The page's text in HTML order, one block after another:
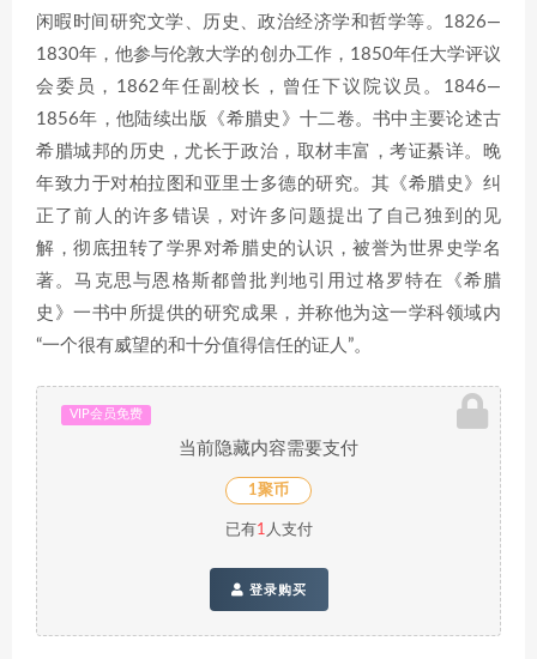
闲暇时间研究文学、历史、政治经济学和哲学等。1826—
1830年，他参与伦敦大学的创办工作，1850年任大学评议
会委员，1862年任副校长，曾任下议院议员。1846—
1856年，他陆续出版《希腊史》十二卷。书中主要论述古
希腊城邦的历史，尤长于政治，取材丰富，考证綦详。晚
年致力于对柏拉图和亚里士多德的研究。其《希腊史》纠
正了前人的许多错误，对许多问题提出了自己独到的见
解，彻底扭转了学界对希腊史的认识，被誉为世界史学名
著。马克思与恩格斯都曾批判地引用过格罗特在《希腊
史》一书中所提供的研究成果，并称他为这一学科领域内
“一个很有威望的和十分值得信任的证人”。
VIP会员免费
当前隐藏内容需要支付
1聚币
已有1 人支付
登录购买